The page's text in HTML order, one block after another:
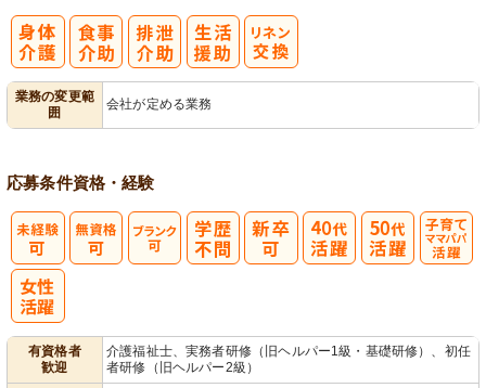
業務の変更範
囲
会社が定める業務
応募条件資格・経験
有資格者
歓迎
介護福祉士、実務者研修（旧ヘルパー1級・基礎研修）、初任
者研修（旧ヘルパー2級）